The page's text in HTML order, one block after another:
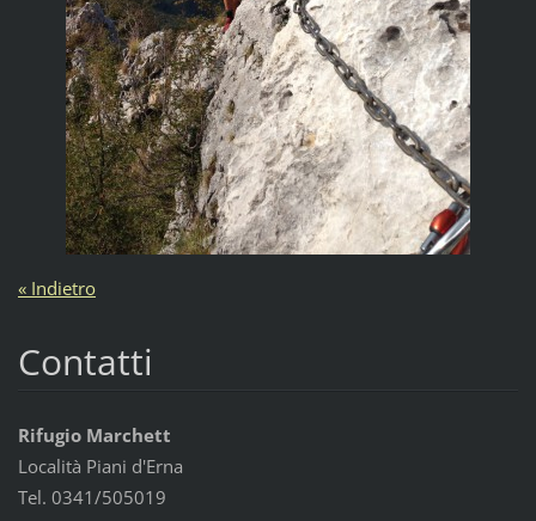
« Indietro
Contatti
Rifugio Marchett
Località Piani d'Erna
Tel. 0341/505019